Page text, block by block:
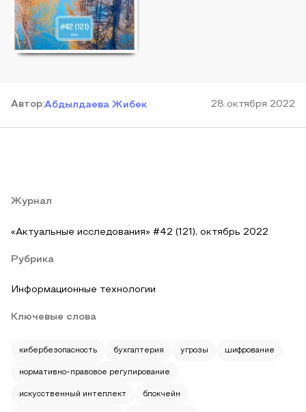
Автор:Абдылдаева Жибек 28 октября 2022
Журнал
«Актуальные исследования» #42 (121), октябрь 2022
Рубрика
Информационные технологии
Ключевые слова
кибербезопасность бухгалтерия угрозы шифрование
нормативно-правовое регулирование
искусственный интеллект блокчейн